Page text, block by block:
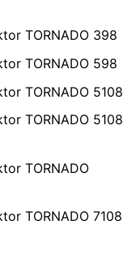
TORNADO 398
TORNADO 598
TORNADO 5108
TORNADO 5108
TORNADO
TORNADO 7108